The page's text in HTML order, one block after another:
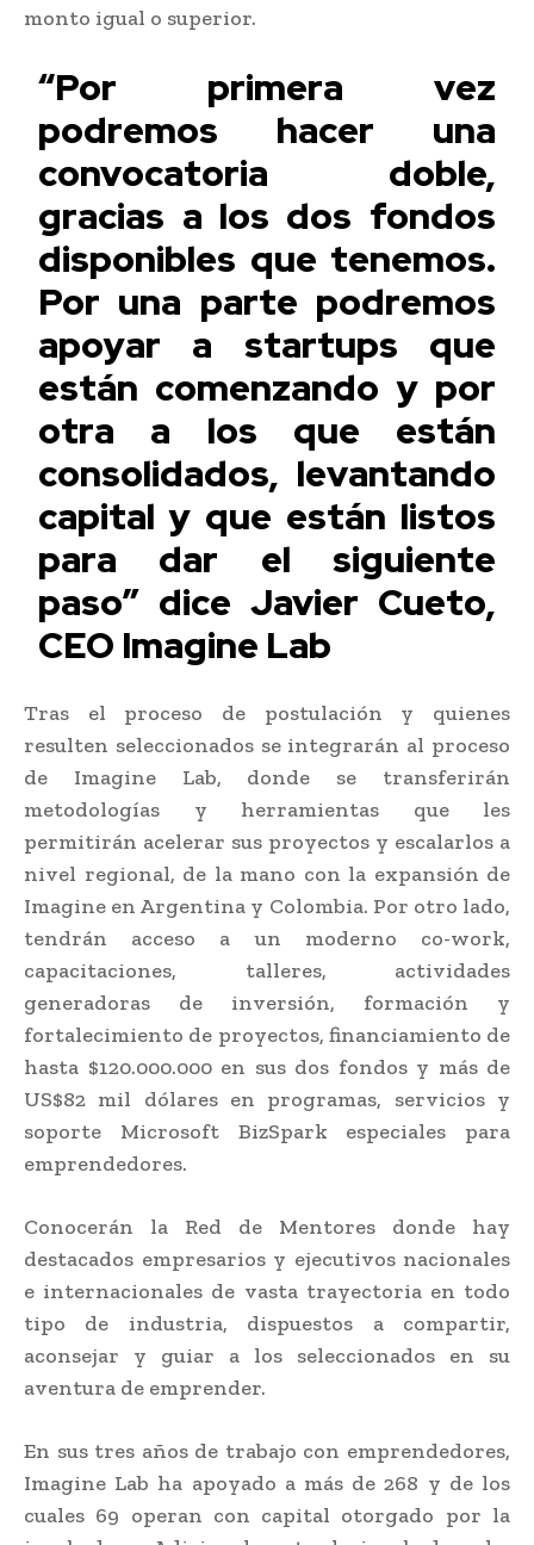
monto igual o superior.
“Por primera vez
podremos hacer una
convocatoria doble,
gracias a los dos fondos
disponibles que tenemos.
Por una parte podremos
apoyar a startups que
están comenzando y por
otra a los que están
consolidados, levantando
capital y que están listos
para dar el siguiente
paso” dice Javier Cueto,
CEO Imagine Lab
Tras el proceso de postulación y quienes
resulten seleccionados se integrarán al proceso
de Imagine Lab, donde se transferirán
metodologías y herramientas que les
permitirán acelerar sus proyectos y escalarlos a
nivel regional, de la mano con la expansión de
Imagine en Argentina y Colombia. Por otro lado,
tendrán acceso a un moderno co-work,
capacitaciones, talleres, actividades
generadoras de inversión, formación y
fortalecimiento de proyectos, financiamiento de
hasta $120.000.000 en sus dos fondos y más de
US$82 mil dólares en programas, servicios y
soporte Microsoft BizSpark especiales para
emprendedores.
Conocerán la Red de Mentores donde hay
destacados empresarios y ejecutivos nacionales
e internacionales de vasta trayectoria en todo
tipo de industria, dispuestos a compartir,
aconsejar y guiar a los seleccionados en su
aventura de emprender.
En sus tres años de trabajo con emprendedores,
Imagine Lab ha apoyado a más de 268 y de los
cuales 69 operan con capital otorgado por la